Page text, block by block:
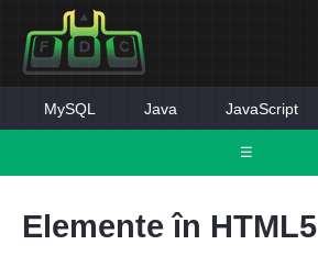
☰
MySQL Java JavaScript
Elemente în HTML5